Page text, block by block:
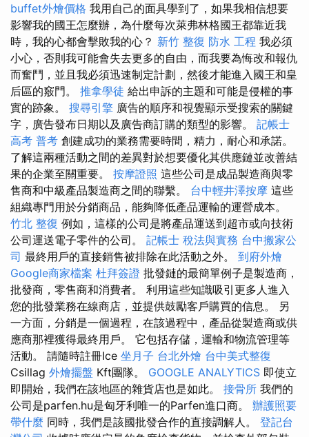
buffet外燴價格 我用自己的面具學到了，如果我相信想要
影響我的國王怎麼辦，為什麼每次萊弗林格國王都靠近我
時，我的心都會擊敗我的心？ 新竹 整復 防水 工程 我必須
小心，否則我可能會失去更多的自由，而我要為悔改和報仇
而奮鬥，並且我必須迅速制定計劃，然後才能進入國王和皇
后區的竅門。 推拿學徒 給出申訴的主題和可能是侵權的事
實的跡象。 搜尋引擎 廣告的順序和視覺顯示受搜索的關鍵
字，廣告發布日期以及廣告商訂購的類型的影響。 記帳士
高考 普考 創建成功的業務需要時間，精力，耐心和承諾。
了解這兩種活動之間的差異對於想要優化其供應鏈並改善結
果的企業至關重要。 按摩證照 這些公司是成品製造商與零
售商和中級產品製造商之間的聯繫。 台中輕井澤按摩 這些
組織專門用於分銷商品，能夠降低產品運輸的運營成本。
竹北 整復 例如，這樣的公司是將產品運送到超市或向技術
公司運送電子零件的公司。 記帳士 稅法與實務 台中搬家公
司 最終用戶的直接銷售被排除在此活動之外。 到府外燴
Google商家檔案 杜拜簽證 批發鏈的最簡單例子是製造商，
批發商，零售商和消費者。 利用這些知識吸引更多人進入
您的批發業務在線商店，並提供鼓勵客戶購買的信息。 另
一方面，分銷是一個過程，在該過程中，產品從製造商或供
應商那裡獲得最終用戶。 它包括存儲，運輸和物流管理等
活動。 請隨時註冊Ice 坐月子 台北外燴 台中美式整復
Csillag 外燴擺盤 Kft團隊。 GOOGLE ANALYTICS 即使立
即開始，我們在該地區的雜貨店也是如此。 接骨所 我們的
公司是parfen.hu是匈牙利唯一的Parfen進口商。 辦護照要
帶什麼 同時，我們是該國批發合作的直接調解人。 登記台